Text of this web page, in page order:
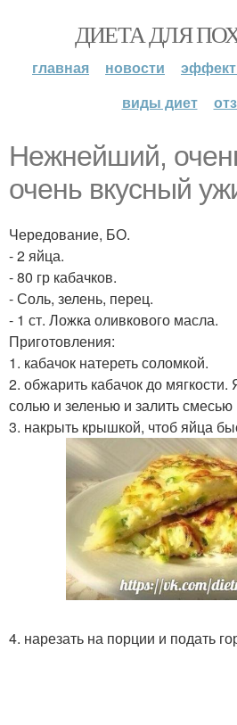
ДИЕТА ДЛЯ
главная новости
виды диет
Нежнейший,
очень вкусный
Чередование, БО.
- 2 яйца.
- 80 гр кабачков.
- Соль, зелень, перец.
- 1 ст. Ложка оливкового масла.
Приготовления:
1. кабачок натереть соломкой.
2. обжарить кабачок до мягкости.
солью и зеленью и залить смесью
3. накрыть крышкой, чтоб яйца
4. нарезать на порции и подать